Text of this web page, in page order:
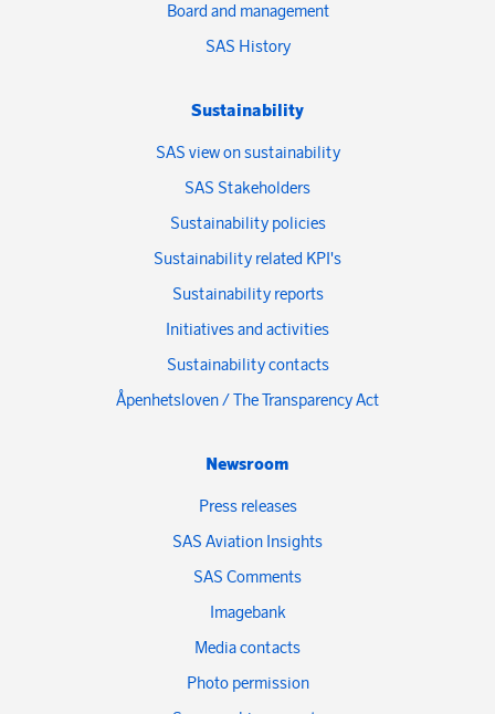
Board and management
SAS History
Sustainability
SAS view on sustainability
SAS Stakeholders
Sustainability policies
Sustainability related KPI's
Sustainability reports
Initiatives and activities
Sustainability contacts
Åpenhetsloven / The Transparency Act
Newsroom
Press releases
SAS Aviation Insights
SAS Comments
Imagebank
Media contacts
Photo permission